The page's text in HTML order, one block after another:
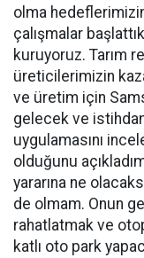
olma
çalışmalar
kuruyoruz. Tarım
üreticilerimizin
ve üretim için
gelecek ve
uygulamasını
olduğunu
yararına ne
de olmam. Onun
rahatlatmak ve
katlı oto park